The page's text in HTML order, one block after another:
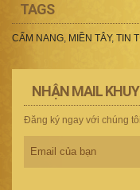
TAGS
CẨM NANG, MIỀN TÂY, TIN
NHẬN MAIL
Đăng ký ngay với chúng